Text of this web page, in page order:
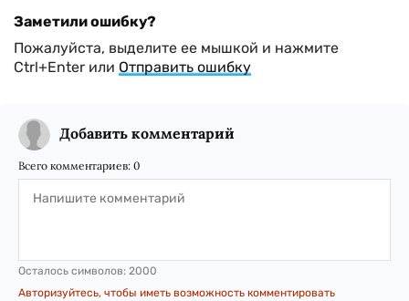
Заметили ошибку?
Пожалуйста, выделите ее мышкой и нажмите
Ctrl+Enter или Отправить ошибку
Добавить комментарий
Всего комментариев: 0
Осталось символов: 2000
Авторизуйтесь, чтобы иметь возможность комментировать